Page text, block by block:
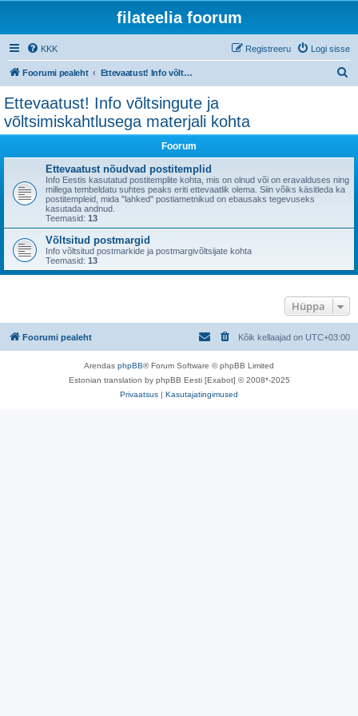
filateelia foorum
KKK Logi sisse
Registreeru
Foorumi pealeht Ettevaatust! Info võltsingute ja võltsimiskahtlusega materjali kohta
Ettevaatust! Info võltsingute ja
võltsimiskahtlusega materjali kohta
Foorum
Ettevaatust nõudvad postitemplid
Info Eestis kasutatud postitemplite kohta, mis on olnud või on eravalduses ning
millega tembeldatu suhtes peaks eriti ettevaatlik olema. Siin võiks käsitleda ka
postitempleid, mida "lahked" postiametnikud on ebausaks tegevuseks
kasutada andnud.
Teemasid: 13
Võltsitud postmargid
Info võltsitud postmarkide ja postmargivõltsijate kohta
Teemasid: 13
Hüppa
Foorumi pealeht Kõik kellaajad on UTC+03:00
Arendas phpBB® Forum Software © phpBB Limited
Estonian translation by phpBB Eesti [Exabot] © 2008*-2025
Privaatsus | Kasutajatingimused